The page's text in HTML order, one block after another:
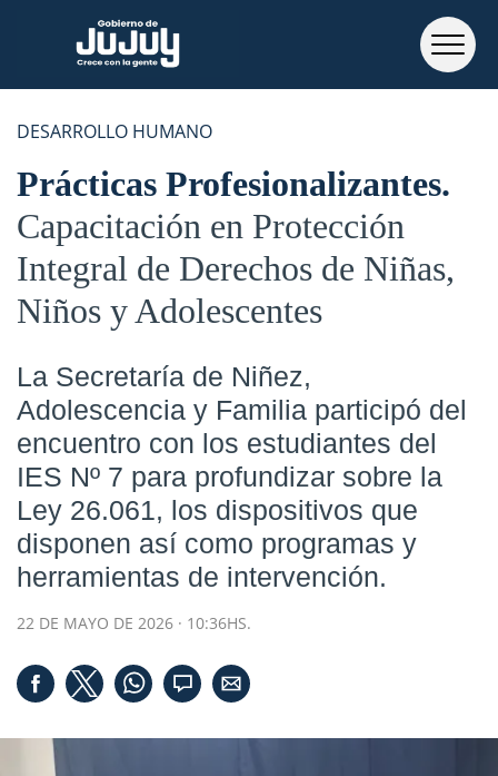
DESARROLLO HUMANO
Prácticas Profesionalizantes
Capacitación en Protección
Integral de Derechos de Niñas,
Niños y Adolescentes
La Secretaría de Niñez,
Adolescencia y Familia participó del
encuentro con los estudiantes del
IES Nº 7 para profundizar sobre la
Ley 26.061, los dispositivos que
disponen así como programas y
herramientas de intervención.
22 DE MAYO DE 2026 · 10:36HS.